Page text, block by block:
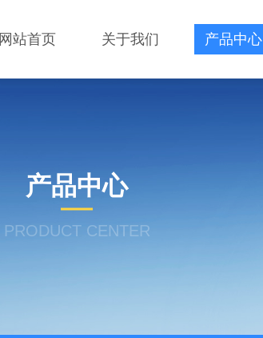
网站首页 关于我们 产品中心
产品中心
PRODUCT CENTER